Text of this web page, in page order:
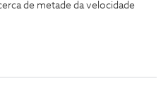
de metade da velocidade